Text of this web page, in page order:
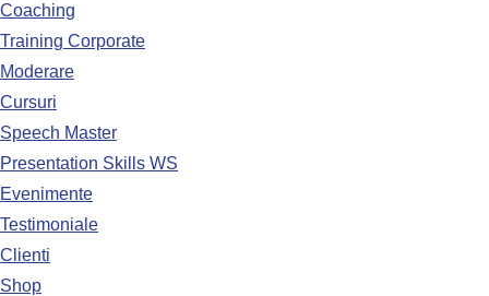
Coaching
Training Corporate
Moderare
Cursuri
Speech Master
Presentation Skills WS
Evenimente
Testimoniale
Clienti
Shop